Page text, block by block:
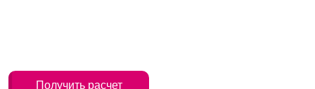
Получить расчет